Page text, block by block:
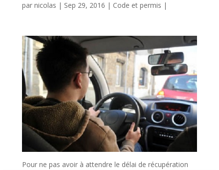
par nicolas | Sep 29, 2016 | Code et permis |
Pour ne pas avoir à attendre le délai de récupération